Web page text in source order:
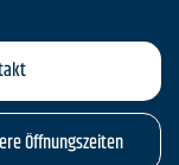
Öffnungszeiten